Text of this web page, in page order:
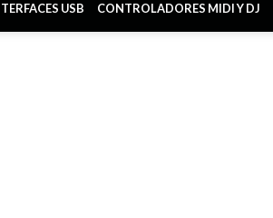
USB CONTROLADORES MIDI Y DJ